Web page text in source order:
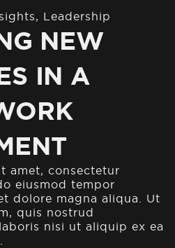
, Leadership
NEW
IN A
amet, consectetur
eiusmod tempor
dolore magna aliqua. Ut
quis nostrud
nisi ut aliquip ex ea